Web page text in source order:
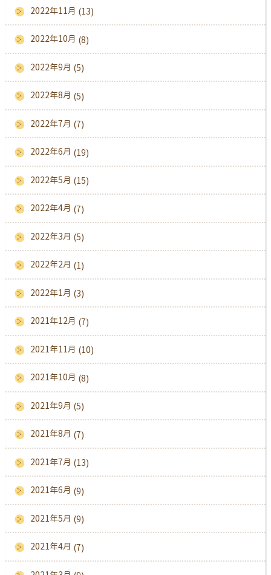
2022年11月 (13)
2022年10月 (8)
2022年9月 (5)
2022年8月 (5)
2022年7月 (7)
2022年6月 (19)
2022年5月 (15)
2022年4月 (7)
2022年3月 (5)
2022年2月 (1)
2022年1月 (3)
2021年12月 (7)
2021年11月 (10)
2021年10月 (8)
2021年9月 (5)
2021年8月 (7)
2021年7月 (13)
2021年6月 (9)
2021年5月 (9)
2021年4月 (7)